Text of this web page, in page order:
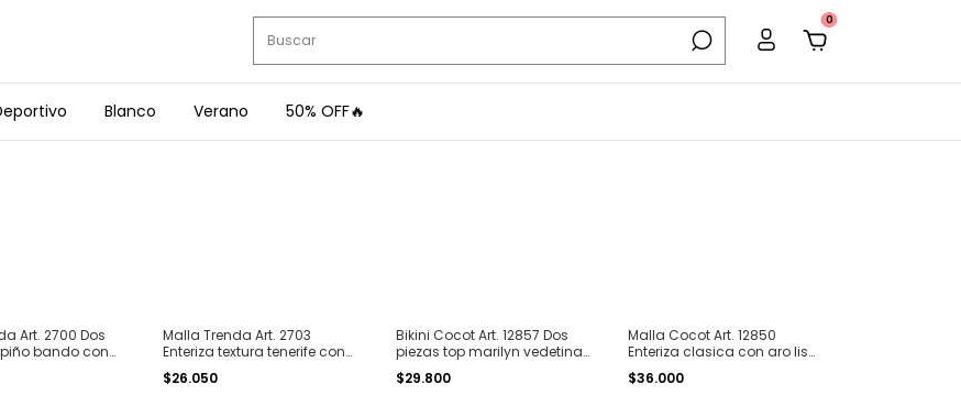
0
Blanco Verano 50% OFF🔥
Art. 2700 Dos
bando con
brasilera tricot
Malla Trenda Art. 2703
Enteriza textura tenerife con
herraje sol T. 1 al 4
$26.050
Bikini Cocot Art. 12857 Dos
piezas top marilyn vedetina
T. 1 al 4
$29.800
Malla Cocot Art. 12850
Enteriza clasica con aro lisa
color T. 1 al 4
$36.000